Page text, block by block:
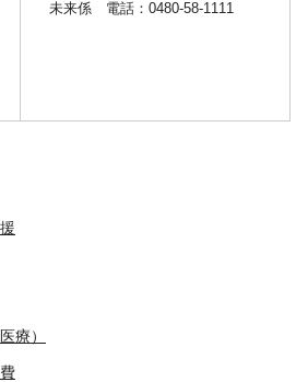
未来係 電話：0480-58-1111
療）